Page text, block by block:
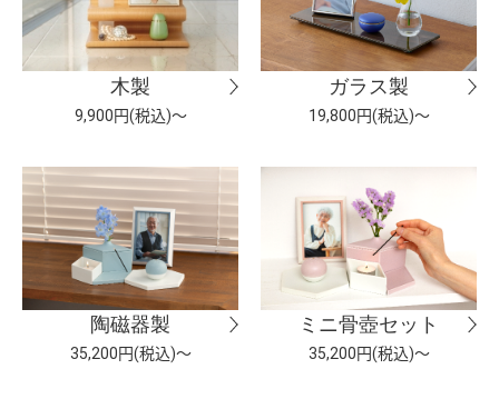
木製
9,900円(税込)～
ガラス製
19,800円(税込)～
陶磁器製
35,200円(税込)～
ミニ骨壺セット
35,200円(税込)～